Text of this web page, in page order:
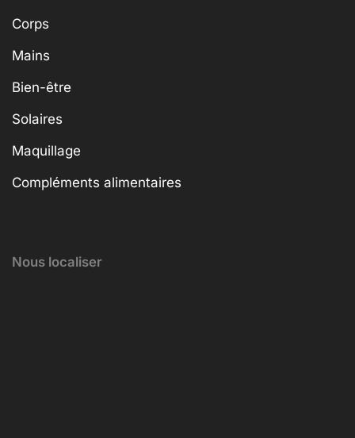
Corps
Mains
Bien-être
Solaires
Maquillage
Compléments alimentaires
Nous localiser